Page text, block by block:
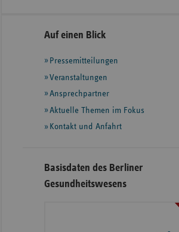
Seitennavigation
Seitenleiste
weiteren
Informationen
Auf einen Blick
Pressemitteilungen
Veranstaltungen
Ansprechpartner
Aktuelle Themen im Fokus
Kontakt und Anfahrt
Basisdaten des Berliner
Gesundheitswesens